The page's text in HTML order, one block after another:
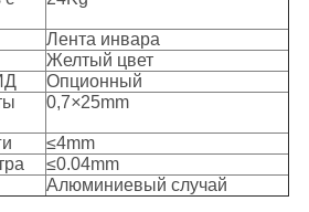
Лента инвара
Желтый цвет
Опционный
0,7×25mm
≤4mm
≤0.04mm
Алюминиевый случай